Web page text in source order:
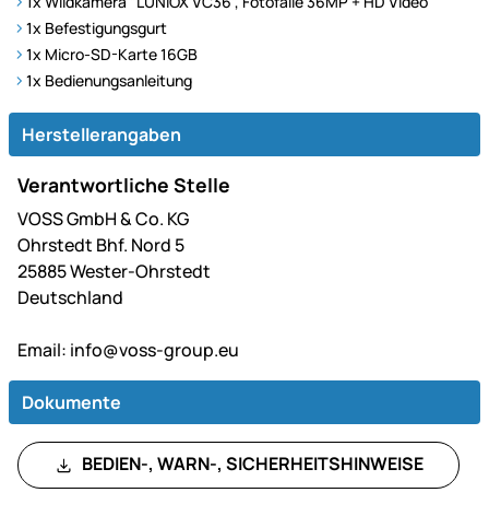
1x Befestigungsgurt
1x Micro-SD-Karte 16GB
1x Bedienungsanleitung
Herstellerangaben
Verantwortliche Stelle
VOSS GmbH & Co. KG
Ohrstedt Bhf. Nord 5
25885 Wester-Ohrstedt
Deutschland
Email: info@voss-group.eu
Dokumente
BEDIEN-, WARN-, SICHERHEITSHINWEISE